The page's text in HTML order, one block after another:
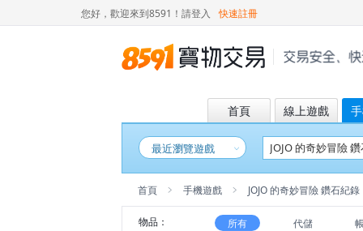
您好，歡迎來到8591！ 請登入 快速註冊
首頁 線上遊戲
最近瀏覽遊戲
首頁 手機遊戲 JOJO 的奇妙冒險 鑽石紀錄
物品： 所有 代儲